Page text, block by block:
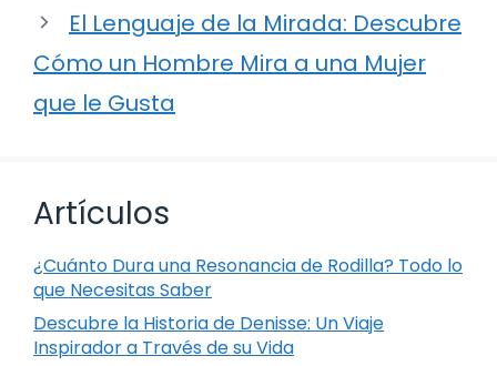
El Lenguaje de la Mirada: Descubre
Cómo un Hombre Mira a una Mujer
que le Gusta
Artículos
¿Cuánto Dura una Resonancia de Rodilla? Todo lo
que Necesitas Saber
Descubre la Historia de Denisse: Un Viaje
Inspirador a Través de su Vida